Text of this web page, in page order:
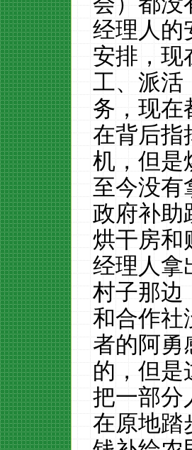
经理人的
安排，现
工、派活
务，现在
在背后指
机，但是
至今没有
政府补助
烘干房和
经理人拿
村子那边
和合作社
者的阿勇
的，但是
把一部分
在原地踏